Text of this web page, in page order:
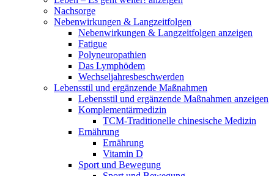
Nachsorge
Nebenwirkungen & Langzeitfolgen
Nebenwirkungen & Langzeitfolgen anzeigen
Fatigue
Polyneuropathien
Das Lymphödem
Wechseljahresbeschwerden
Lebensstil und ergänzende Maßnahmen
Lebensstil und ergänzende Maßnahmen anzeigen
Komplementärmedizin
TCM-Traditionelle chinesische Medizin
Ernährung
Ernährung
Vitamin D
Sport und Bewegung